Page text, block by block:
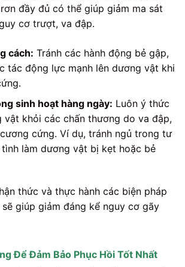
đầy đủ có thể giúp giảm ma sát
cơ trượt, va đập.
cách: Tránh các hành động bẻ gập,
tác động lực mạnh lên dương vật khi
sinh hoạt hàng ngày: Luôn ý thức
vật khỏi các chấn thương do va đập,
cứng. Ví dụ, tránh ngủ trong tư
làm dương vật bị kẹt hoặc bẻ
thức và thực hành các biện pháp
giúp giảm đáng kể nguy cơ gãy
Để Đảm Bảo Phục Hồi Tốt Nhất